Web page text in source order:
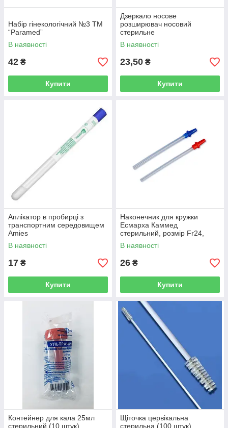
Набір гінекологічний №3 ТМ
“Paramed”
В наявності
42 ₴
Купити
Дзеркало носове
розширювач носовий
стерильне
В наявності
23,50 ₴
Купити
Аплікатор в пробирці з
транспортним середовищем
Amies
В наявності
17 ₴
Купити
Наконечник для кружки
Есмарха Каммед
стерильний, розмір Fr24,
діаметр 8,0 мм
В наявності
26 ₴
Купити
Контейнер для кала 25мл
стерильний (10 штук)
Щіточка цервікальна
стерильна (100 штук)